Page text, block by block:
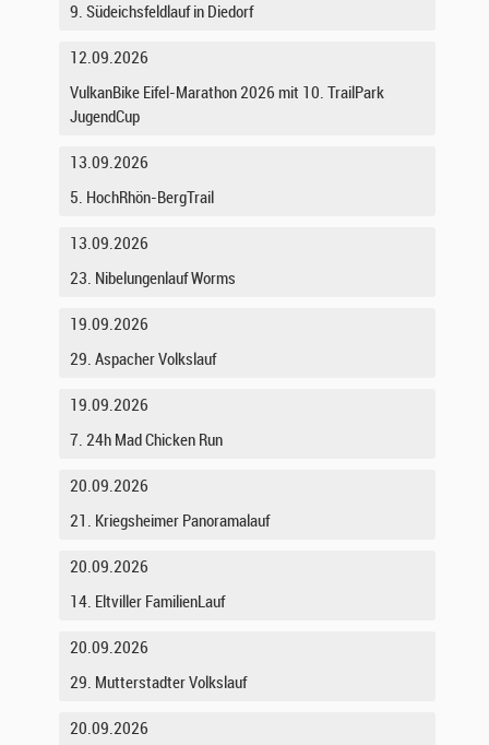
9. Südeichsfeldlauf in Diedorf
12.09.2026
VulkanBike Eifel-Marathon 2026 mit 10. TrailPark
JugendCup
13.09.2026
5. HochRhön-BergTrail
13.09.2026
23. Nibelungenlauf Worms
19.09.2026
29. Aspacher Volkslauf
19.09.2026
7. 24h Mad Chicken Run
20.09.2026
21. Kriegsheimer Panoramalauf
20.09.2026
14. Eltviller FamilienLauf
20.09.2026
29. Mutterstadter Volkslauf
20.09.2026